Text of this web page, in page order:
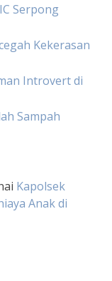
Serpong
Kekerasan
Introvert di
Sampah
Kapolsek
Anak di